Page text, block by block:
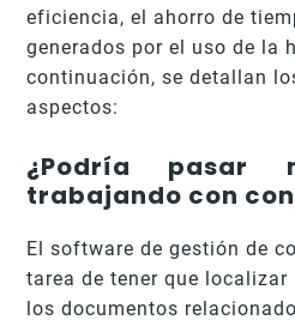
eficiencia, el ahorro de
generados por el uso de la
continuación, se detallan
aspectos:
¿Podría pasar
trabajando con
El software de gestión de
tarea de tener que
los documentos